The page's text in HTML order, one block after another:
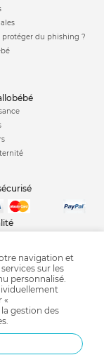
protéger du phishing ?
Calendrier chinois
navigation et
sur les
personnalisé.
«
la gestion des
.